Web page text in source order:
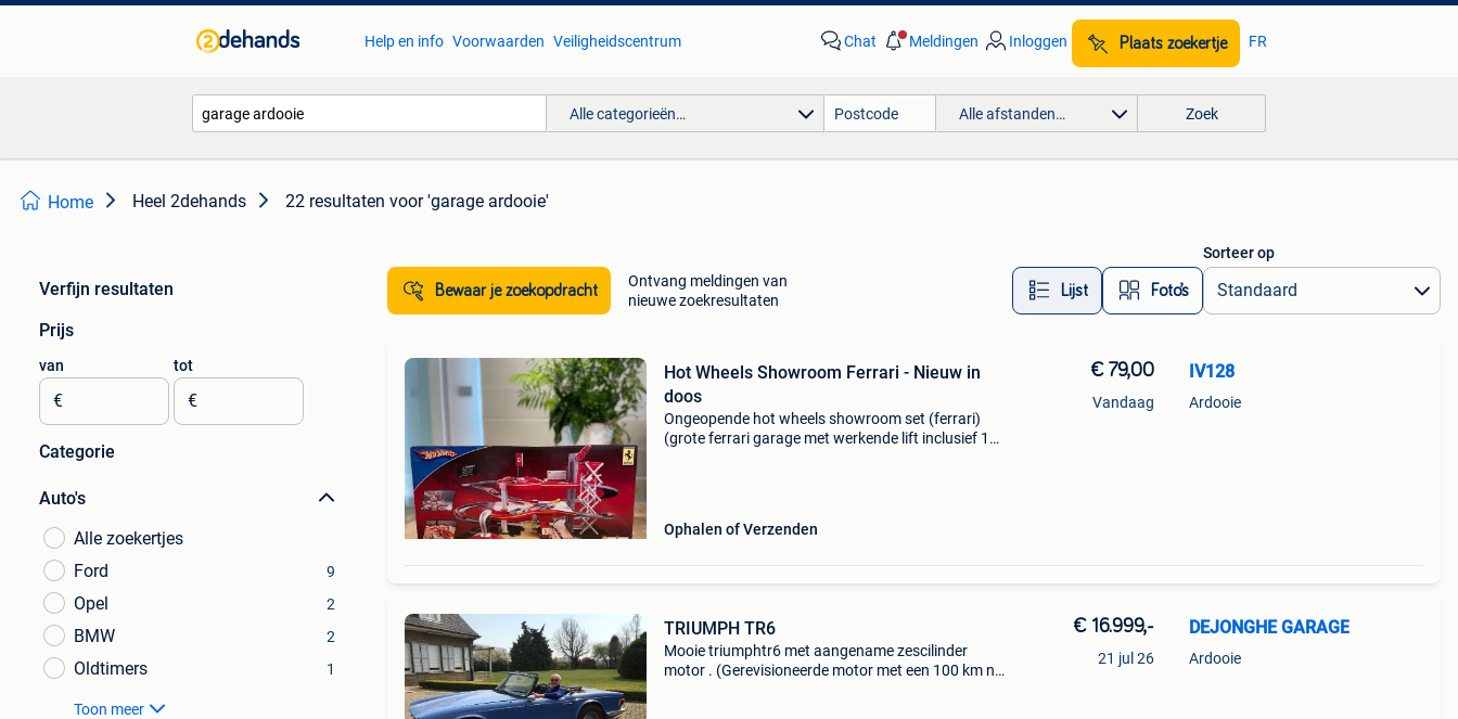
Help en info Voorwaarden Veiligheidscentrum Chat Meldingen Inloggen Plaats zoekertje FR
Alle categorieën… Alle afstanden… Zoek
Home Heel 2dehands 22 resultaten voor 'garage ardooie'
Verfijn resultaten
Prijs
van
€
tot
€
Categorie
Auto's
Alle zoekertjes
Ford
9
Opel 2
BMW 2
Oldtimers 1
Toon meer
Bewaar je zoekopdracht
Ontvang meldingen van
nieuwe zoekresultaten
Lijst Foto’s
Sorteer op
Hot Wheels Showroom Ferrari - Nieuw in
doos
Ongeopende hot wheels showroom set (ferrari)
(grote ferrari garage met werkende lift inclusief 1
Ophalen of Verzenden
€ 79,00
Vandaag
IV128
Ardooie
TRIUMPH TR6
Mooie triumphtr6 met aangename zescilinder
motor . (Gerevisioneerde motor met een 100 km nu
€ 16.999,-
21 jul 26
DEJONGHE GARAGE
Ardooie